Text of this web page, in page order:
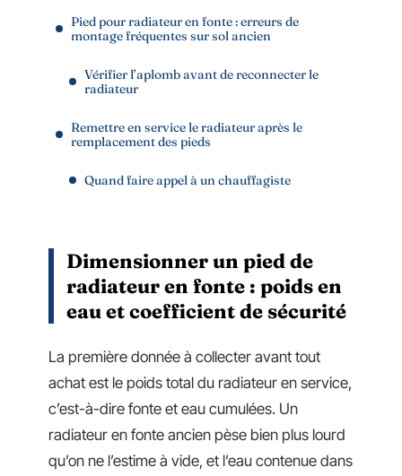
Pied pour radiateur en fonte : erreurs de
montage fréquentes sur sol ancien
Vérifier l’aplomb avant de reconnecter le
radiateur
Remettre en service le radiateur après le
remplacement des pieds
Quand faire appel à un chauffagiste
Dimensionner un pied de
radiateur en fonte : poids en
eau et coefficient de sécurité
La première donnée à collecter avant tout
achat est le poids total du radiateur en service,
c’est-à-dire fonte et eau cumulées. Un
radiateur en fonte ancien pèse bien plus lourd
qu’on ne l’estime à vide, et l’eau contenue dans